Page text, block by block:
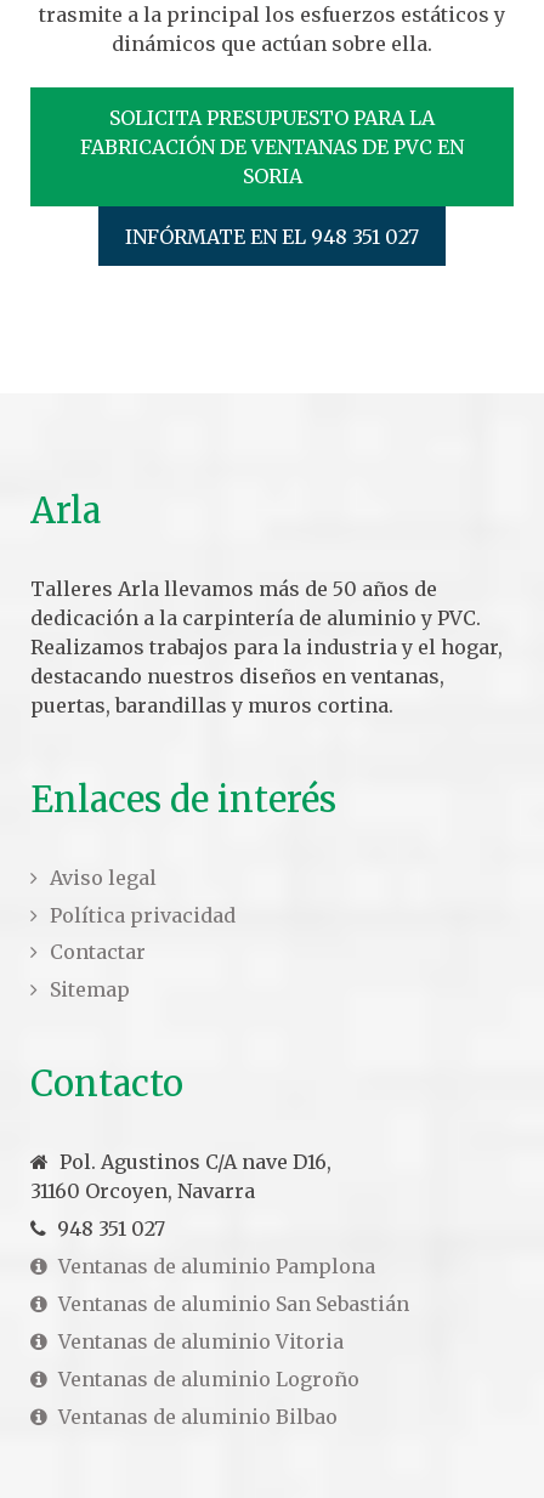
trasmite a la principal los esfuerzos estáticos y
dinámicos que actúan sobre ella.
SOLICITA PRESUPUESTO PARA LA
FABRICACIÓN DE VENTANAS DE PVC EN
SORIA
INFÓRMATE EN EL 948 351 027
Arla
Talleres Arla llevamos más de 50 años de
dedicación a la carpintería de aluminio y PVC.
Realizamos trabajos para la industria y el hogar,
destacando nuestros diseños en ventanas,
puertas, barandillas y muros cortina.
Enlaces de interés
Aviso legal
Política privacidad
Contactar
Sitemap
Contacto
Pol. Agustinos C/A nave D16,
31160 Orcoyen, Navarra
948 351 027
Ventanas de aluminio Pamplona
Ventanas de aluminio San Sebastián
Ventanas de aluminio Vitoria
Ventanas de aluminio Logroño
Ventanas de aluminio Bilbao